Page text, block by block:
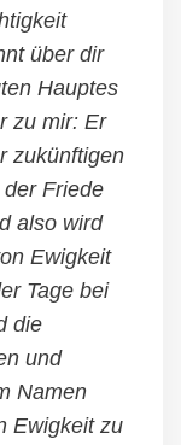
über dir
Hauptes
zu mir: Er
zukünftigen
Friede
also wird
Ewigkeit
Tage bei
die
und
Namen
Ewigkeit zu